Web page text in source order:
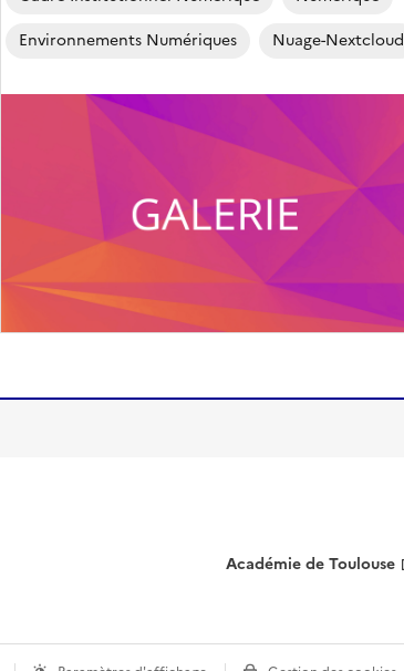
Environnements Numériques
Nuage-Nextcloud
Académie de Toulouse